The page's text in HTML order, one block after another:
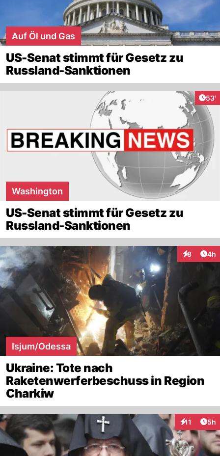
Auf Öl und Gas
US-Senat stimmt für Gesetz zu
Russland-Sanktionen
53'
Washington
US-Senat stimmt für Gesetz zu
Russland-Sanktionen
8 4h
Isjum/Odessa
Ukraine: Tote nach
Raketenwerferbeschuss in Region
Charkiw
11 5h